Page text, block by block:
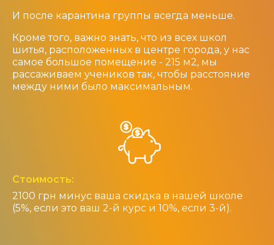
И после карантина группы всегда меньше.
Кроме того, важно знать, что из всех школ
шитья, расположенных в центре города, у нас
самое большое помещение - 215 м2, мы
рассаживаем учеников так, чтобы расстояние
между ними было максимальным.
Стоимость:
2100 грн минус ваша скидка в нашей школе
(5%, если это ваш 2-й курс и 10%, если 3-й).